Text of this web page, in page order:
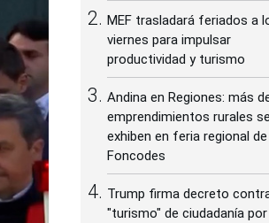
MEF trasladará feriados a
viernes para impulsar
productividad y turismo
Andina en Regiones: más
emprendimientos rurales se
exhiben en feria regional de
Foncodes
Trump firma decreto
"turismo" de ciudadanía por